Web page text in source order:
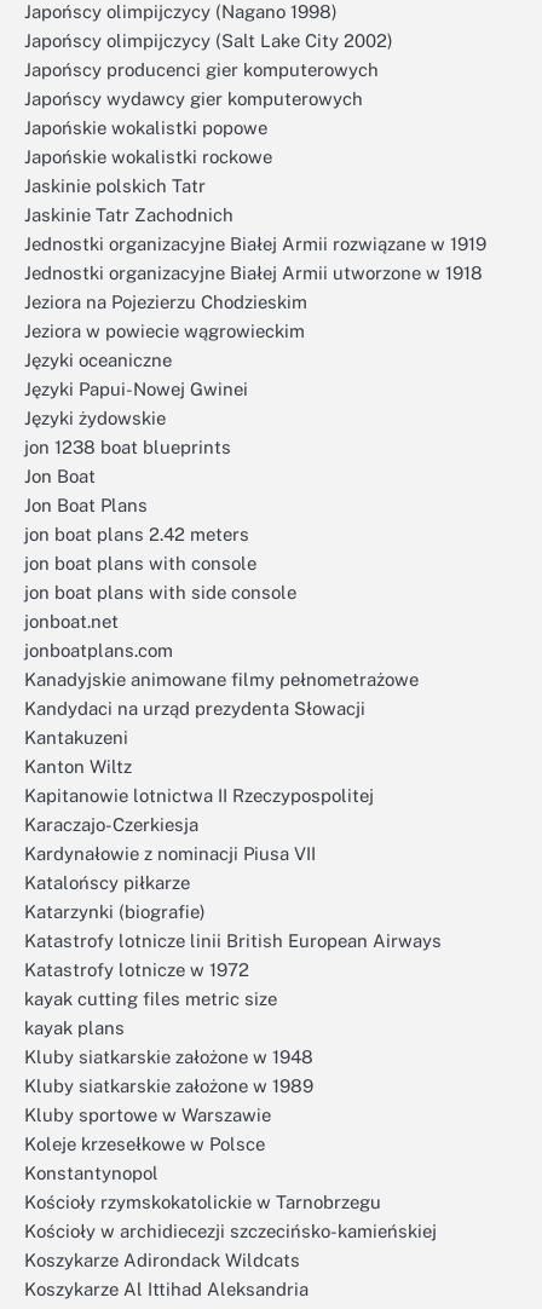
Japońscy olimpijczycy (Nagano 1998)
Japońscy olimpijczycy (Salt Lake City 2002)
Japońscy producenci gier komputerowych
Japońscy wydawcy gier komputerowych
Japońskie wokalistki popowe
Japońskie wokalistki rockowe
Jaskinie polskich Tatr
Jaskinie Tatr Zachodnich
Jednostki organizacyjne Białej Armii rozwiązane w 1919
Jednostki organizacyjne Białej Armii utworzone w 1918
Jeziora na Pojezierzu Chodzieskim
Jeziora w powiecie wągrowieckim
Języki oceaniczne
Języki Papui-Nowej Gwinei
Języki żydowskie
jon 1238 boat blueprints
Jon Boat
Jon Boat Plans
jon boat plans 2.42 meters
jon boat plans with console
jon boat plans with side console
jonboat.net
jonboatplans.com
Kanadyjskie animowane filmy pełnometrażowe
Kandydaci na urząd prezydenta Słowacji
Kantakuzeni
Kanton Wiltz
Kapitanowie lotnictwa II Rzeczypospolitej
Karaczajo-Czerkiesja
Kardynałowie z nominacji Piusa VII
Katalońscy piłkarze
Katarzynki (biografie)
Katastrofy lotnicze linii British European Airways
Katastrofy lotnicze w 1972
kayak cutting files metric size
kayak plans
Kluby siatkarskie założone w 1948
Kluby siatkarskie założone w 1989
Kluby sportowe w Warszawie
Koleje krzesełkowe w Polsce
Konstantynopol
Kościoły rzymskokatolickie w Tarnobrzegu
Kościoły w archidiecezji szczecińsko-kamieńskiej
Koszykarze Adirondack Wildcats
Koszykarze Al Ittihad Aleksandria